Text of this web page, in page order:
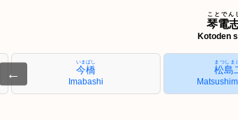
琴電
ことでん
Kotoden
← 今橋
いまばし
Imabashi
松島
まつしま